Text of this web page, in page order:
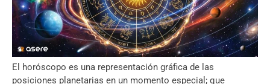
El horóscopo es una representación gráfica de las
posiciones planetarias en un momento especial; que